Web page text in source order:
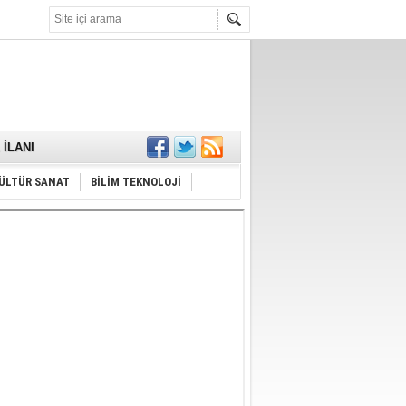
SANAT BİLİM TEKNOLOJİ